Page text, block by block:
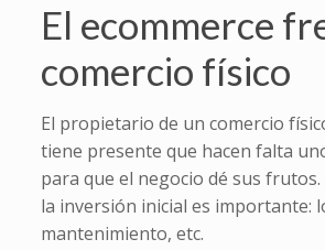
El ecommerce
comercio físico
El propietario de un comercio
tiene presente que hacen falta
para que el negocio dé sus frutos.
la inversión inicial es importante:
mantenimiento, etc.